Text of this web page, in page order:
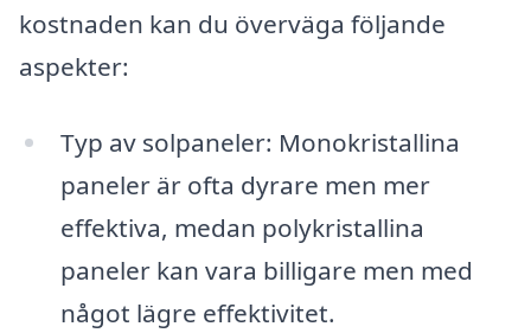
kostnaden kan du överväga följande
aspekter:
Typ av solpaneler: Monokristallina
paneler är ofta dyrare men mer
effektiva, medan polykristallina
paneler kan vara billigare men med
något lägre effektivitet.